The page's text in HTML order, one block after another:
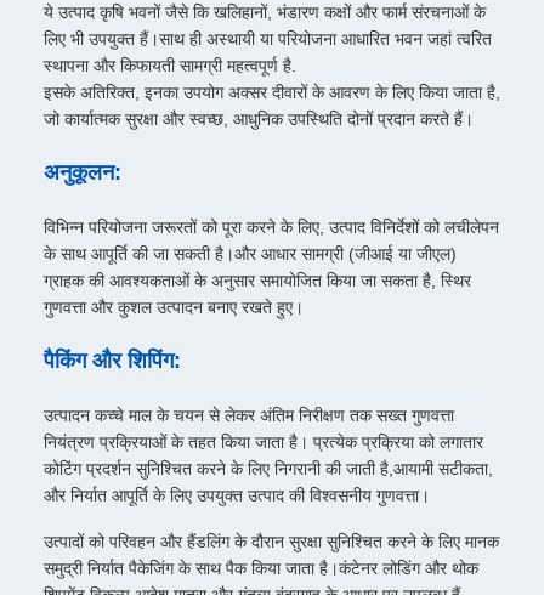
ये उत्पाद कृषि भवनों जैसे कि खलिहानों, भंडारण कक्षों और फार्म संरचनाओं के
लिए भी उपयुक्त हैं।साथ ही अस्थायी या परियोजना आधारित भवन जहां त्वरित
स्थापना और किफायती सामग्री महत्वपूर्ण है.
इसके अतिरिक्त, इनका उपयोग अक्सर दीवारों के आवरण के लिए किया जाता है,
जो कार्यात्मक सुरक्षा और स्वच्छ, आधुनिक उपस्थिति दोनों प्रदान करते हैं।
अनुकूलन:
विभिन्न परियोजना जरूरतों को पूरा करने के लिए, उत्पाद विनिर्देशों को लचीलेपन
के साथ आपूर्ति की जा सकती है।और आधार सामग्री (जीआई या जीएल)
ग्राहक की आवश्यकताओं के अनुसार समायोजित किया जा सकता है, स्थिर
गुणवत्ता और कुशल उत्पादन बनाए रखते हुए।
पैकिंग और शिपिंग:
उत्पादन कच्चे माल के चयन से लेकर अंतिम निरीक्षण तक सख्त गुणवत्ता
नियंत्रण प्रक्रियाओं के तहत किया जाता है। प्रत्येक प्रक्रिया को लगातार
कोटिंग प्रदर्शन सुनिश्चित करने के लिए निगरानी की जाती है,आयामी सटीकता,
और निर्यात आपूर्ति के लिए उपयुक्त उत्पाद की विश्वसनीय गुणवत्ता।
उत्पादों को परिवहन और हैंडलिंग के दौरान सुरक्षा सुनिश्चित करने के लिए मानक
समुद्री निर्यात पैकेजिंग के साथ पैक किया जाता है।कंटेनर लोडिंग और थोक